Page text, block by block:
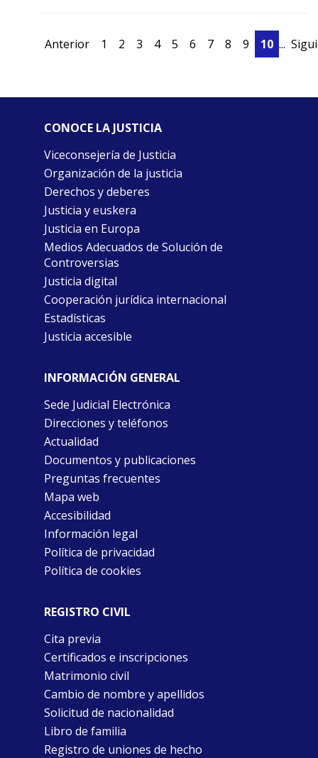
Anterior 1 2 3 4 5 6 7 8 9 10 ...
CONOCE LA JUSTICIA
Viceconsejería de Justicia
Organización de la justicia
Derechos y deberes
Justicia y euskera
Justicia en Europa
Medios Adecuados de Solución de
Controversias
Justicia digital
Cooperación jurídica internacional
Estadísticas
Justicia accesible
INFORMACIÓN GENERAL
Sede Judicial Electrónica
Direcciones y teléfonos
Actualidad
Documentos y publicaciones
Preguntas frecuentes
Mapa web
Accesibilidad
Información legal
Política de privacidad
Política de cookies
REGISTRO CIVIL
Cita previa
Certificados e inscripciones
Matrimonio civil
Cambio de nombre y apellidos
Solicitud de nacionalidad
Libro de familia
Registro de uniones de hecho